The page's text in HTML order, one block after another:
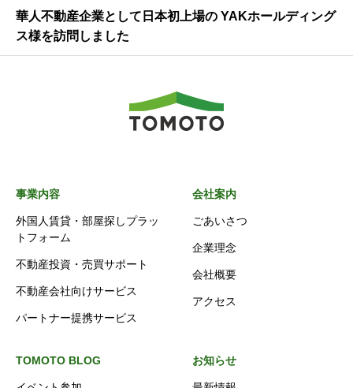
華人不動産企業として日本初上場の YAKホールディング
ス様を訪問しました
事業内容
外国人賃貸・部屋探しプラッ
トフォーム
不動産投資・売買サポート
不動産会社向けサービス
パートナー提携サービス
会社案内
ごあいさつ
企業理念
会社概要
アクセス
TOMOTO BLOG お知らせ